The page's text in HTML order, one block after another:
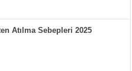
Atılma Sebepleri 2025